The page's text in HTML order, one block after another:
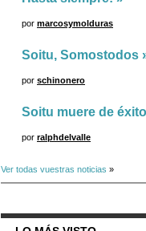
por marcosymolduras
Soitu, Somostodos
por schinonero
Soitu muere de éxito
por ralphdelvalle
Ver todas vuestras noticias »